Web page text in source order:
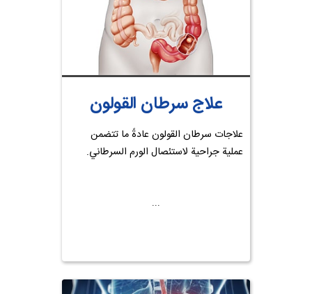
علاج سرطان القولون
علاجات سرطان القولون عادةً ما تتضمن
عملية جراحية لاستئصال الورم السرطاني.